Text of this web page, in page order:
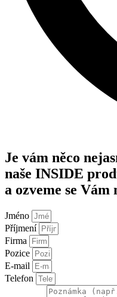
Je vám něco
naše INSIDE
a ozveme se Vám
Jméno
Příjmení
Firma
Pozice
E-mail
Telefon